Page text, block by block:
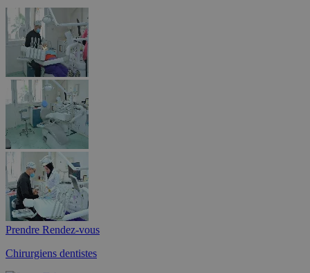
Prendre Rendez-vous
Chirurgiens dentistes